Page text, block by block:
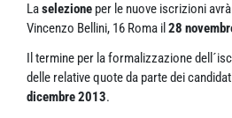
Laselezione per le nuove iscrizioni
Vincenzo Bellini, 16 Roma il 28
Il termine per la formalizzazione
delle relative quote da parte dei
dicembre 2013.